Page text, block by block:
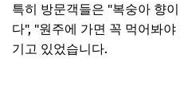
특히 방문객들은 "복숭아 향
다", "원주에 가면 꼭 먹어봐
기고 있었습니다.